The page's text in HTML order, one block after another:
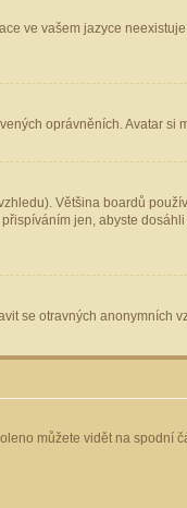
ve vašem jazyce
oprávněních. Avatar si
Většina boardů
jen, abyste
se otravných anonymních
můžete vidět na spodní